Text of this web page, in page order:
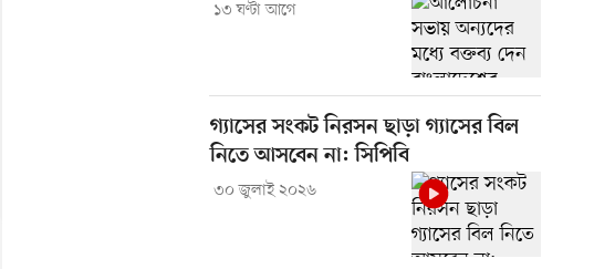
১৩ ঘণ্টা আগে
গ্যাসের সংকট নিরসন ছাড়া গ্যাসের বিল
নিতে আসবেন না: সিপিবি
৩০ জুলাই ২০২৬